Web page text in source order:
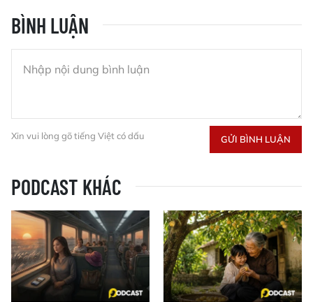
BÌNH LUẬN
Xin vui lòng gõ tiếng Việt có dấu GỬI BÌNH LUẬN
PODCAST KHÁC